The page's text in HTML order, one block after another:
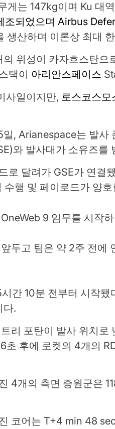
게는 147kg이며 Ku 대
조되었으며 Airbus
생산하며 이론상 최대
위성이 카자흐스탄
택이 아리안스페이스
사일이지만, 로스코스모
일, Arianespace는 발사
와 발사대가 소유즈를
로 달려가 GSE가 연결
수행 및 페이로드가 양
9 임무를 시작
두고 팀은 약 2주 전에
간 10분 전부터 시작
다.
리 포탄이 발사 위치로
초 후에 로켓의 4개의
4개의 측면 증원군은
코어는 T+4 min 48